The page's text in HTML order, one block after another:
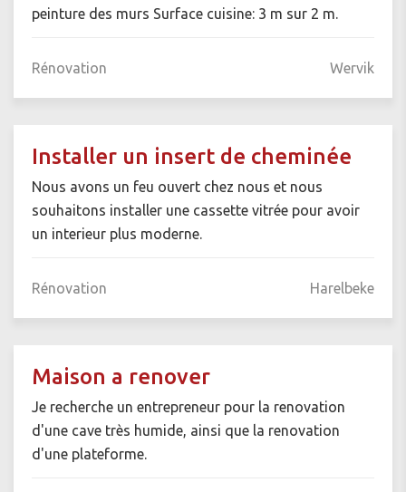
peinture des murs Surface cuisine: 3 m sur 2 m.
Rénovation Wervik
Installer un insert de cheminée
Nous avons un feu ouvert chez nous et nous
souhaitons installer une cassette vitrée pour avoir
un interieur plus moderne.
Rénovation Harelbeke
Maison a renover
Je recherche un entrepreneur pour la renovation
d'une cave très humide, ainsi que la renovation
d'une plateforme.